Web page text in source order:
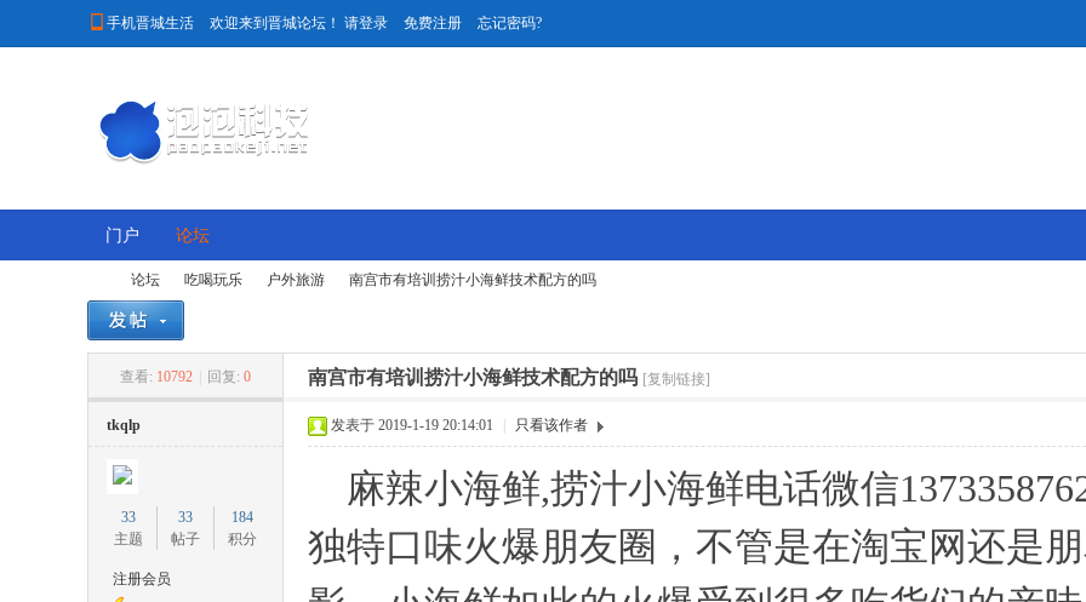
 手机晋城生活 欢迎来到晋城论坛！ 请登录 免费注册 忘记密码?
门户 论坛
论坛
›
吃喝玩乐
›
户外旅游
›
南宫市有培训捞汁小海鲜技术配方的吗
查看: 10792 回复: 0 南宫市有培训捞汁小海鲜技术配方的吗 [复制链接]
tkqlp
33
主题
33
帖子
184
积分
注册会员
发表于 2019-1-19 20:14:01 只看该作者
麻辣小海鲜,捞汁小海鲜电话微信
独特口味火爆朋友圈，不管是在淘宝网还是